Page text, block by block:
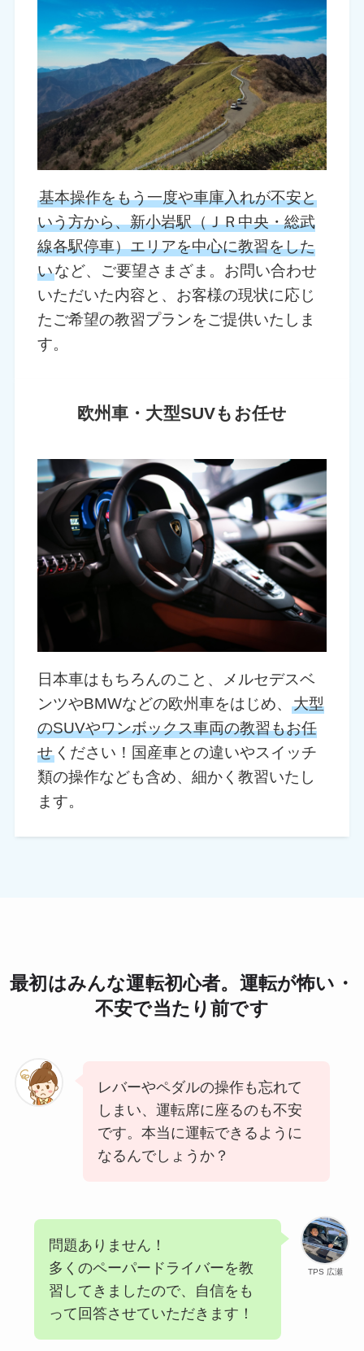
基本操作をもう一度や車庫入れが不安と
いう方から、新小岩駅（ＪＲ中央・総武
線各駅停車）エリアを中心に教習をした
いなど、ご要望さまざま。お問い合わせ
いただいた内容と、お客様の現状に応じ
たご希望の教習プランをご提供いたしま
す。
欧州車・大型SUVもお任せ
日本車はもちろんのこと、メルセデスベ
ンツやBMWなどの欧州車をはじめ、大型
のSUVやワンボックス車両の教習もお任
せ ください！国産車との違いやスイッチ
類の操作なども含め、細かく教習いたし
ます。
最初はみんな運転初心者。運転が怖い・
不安で当たり前です
レバーやペダルの操作も忘れて
しまい、運転席に座るのも不安
です。本当に運転できるように
なるんでしょうか？
TPS 広瀬
問題ありません！
多くのペーパードライバーを教
習してきましたので、自信をも
って回答させていただきます！